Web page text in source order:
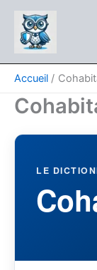
contenu
Accueil
LE